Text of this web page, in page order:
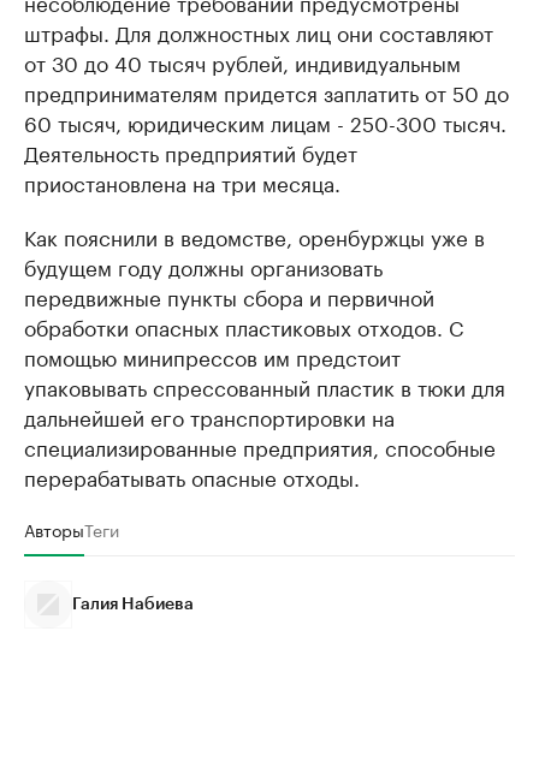
штрафы. Для должностных лиц они составляют
от 30 до 40 тысяч рублей, индивидуальным
предпринимателям придется заплатить от 50 до
60 тысяч, юридическим лицам - 250-300 тысяч.
Деятельность предприятий будет
приостановлена на три месяца.
Как пояснили в ведомстве, оренбуржцы уже в
будущем году должны организовать
передвижные пункты сбора и первичной
обработки опасных пластиковых отходов. С
помощью минипрессов им предстоит
упаковывать спрессованный пластик в тюки для
дальнейшей его транспортировки на
специализированные предприятия, способные
перерабатывать опасные отходы.
АвторыТеги
Галия Набиева